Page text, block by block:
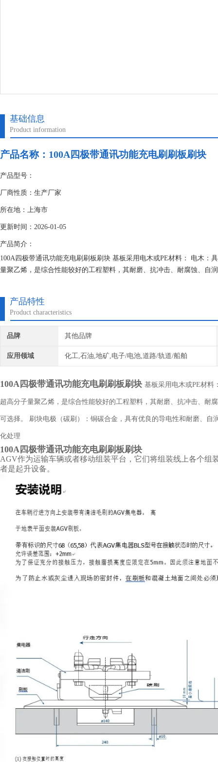
基础信息
Product information
产品名称： 100A四极带通讯功能充电刷刷板刷块
产品型号：
厂商性质：生产厂家
所在地：上海市
更新时间：2026-01-05
产品简介：
100A四极带通讯功能充电刷刷板刷块 基板采用电木或PE材料： 电木：
量聚乙烯，是综合性能较好的工程塑料，其耐磨、抗冲击、耐腐蚀、自润
产品特性
Product characteristics
品牌 其他品牌
应用领域 化工,石油,地矿,电子/电池,道路/轨道/船舶
100A四极带通讯功能充电刷刷板刷块 基板采用电木或PE材料
超高分子量聚乙烯，是综合性能较好的工程塑料，其耐磨、抗冲击、耐
可选择。 刷块电极（碳刷）：铜碳合金，具有优良的导电性和耐磨、
化处理
100A四极带通讯功能充电刷刷板刷块
AGV作为运输车辆或者移动组装平台，它们将组装线上各个
者是起升设备。